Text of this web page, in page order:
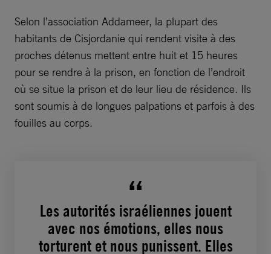
Selon l’association Addameer, la plupart des
habitants de Cisjordanie qui rendent visite à des
proches détenus mettent entre huit et 15 heures
pour se rendre à la prison, en fonction de l’endroit
où se situe la prison et de leur lieu de résidence. Ils
sont soumis à de longues palpations et parfois à des
fouilles au corps.
Les autorités israéliennes jouent
avec nos émotions, elles nous
torturent et nous punissent. Elles